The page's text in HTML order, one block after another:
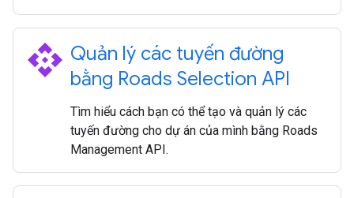
api Quản lý các tuyến đường
bằng Roads Selection API
Tìm hiểu cách bạn có thể tạo và quản lý các
tuyến đường cho dự án của mình bằng Roads
Management API.